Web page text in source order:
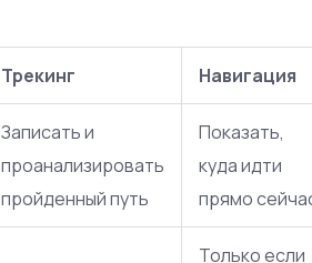
Трекинг Навигация
Записать и
проанализировать
пройденный путь
Показать,
куда идти
прямо
Только если